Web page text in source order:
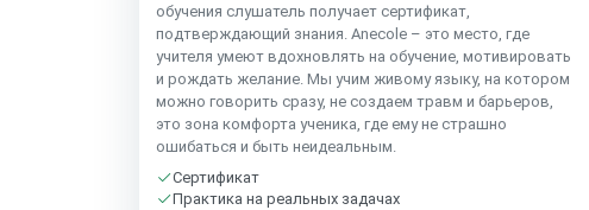
обучения слушатель получает сертификат,
подтверждающий знания. Anecole – это место, где
учителя умеют вдохновлять на обучение, мотивировать
и рождать желание. Мы учим живому языку, на котором
можно говорить сразу, не создаем травм и барьеров,
это зона комфорта ученика, где ему не страшно
ошибаться и быть неидеальным.
Сертификат
Практика на реальных задачах